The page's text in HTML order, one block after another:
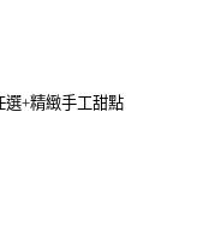
選+精緻手工甜點